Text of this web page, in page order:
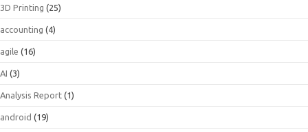
3D Printing (25)
accounting (4)
agile (16)
AI (3)
Analysis Report (1)
android (19)